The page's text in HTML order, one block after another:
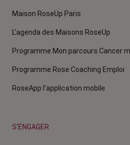
Maison RoseUp Paris
L'agenda des Maisons RoseUp
Programme Mon parcours Cancer
Programme Rose Coaching Emploi
RoseApp l’application mobile
S'ENGAGER